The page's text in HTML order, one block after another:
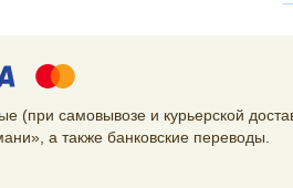
(при самовывозе и курьерской
а также банковские переводы.